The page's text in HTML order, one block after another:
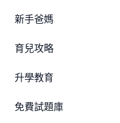
新手爸媽
育兒攻略
升學教育
免費試題庫